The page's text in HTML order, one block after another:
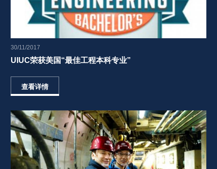
30/11/2017
UIUC荣获美国“最佳工程本科专业”
查看详情